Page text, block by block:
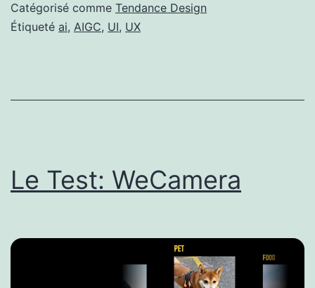
Catégorisé comme Tendance Design
Étiqueté ai, AIGC, UI, UX
Le Test: WeCamera